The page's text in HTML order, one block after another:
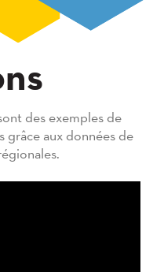
des exemples de
grâce aux données de